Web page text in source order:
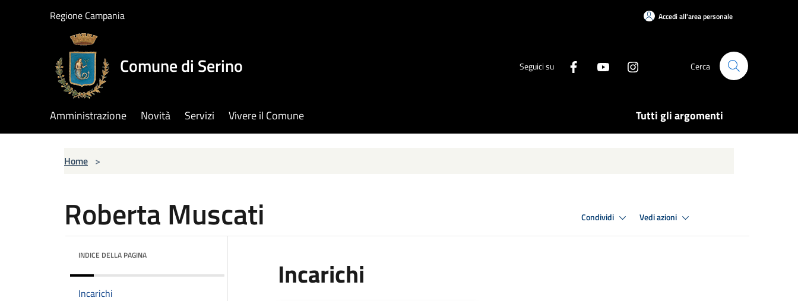
Regione Campania Accedi all'area personale
Comune di Serino Seguici su Cerca
Amministrazione Novità Servizi Vivere il Comune Tutti gli argomenti
Home >
Roberta Muscati Condividi Vedi azioni
INDICE DELLA PAGINA
Incarichi
Incarichi